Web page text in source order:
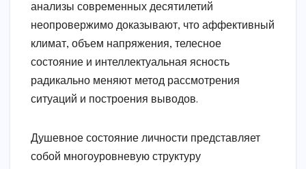
анализы современных десятилетий
неопровержимо доказывают, что аффективный
климат, объем напряжения, телесное
состояние и интеллектуальная ясность
радикально меняют метод рассмотрения
ситуаций и построения выводов.
Душевное состояние личности представляет
собой многоуровневую структуру